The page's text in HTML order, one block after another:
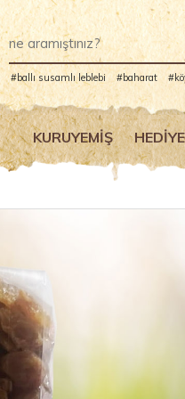
#ballı susamlı leblebi #baharat
KURUYEMIŞ